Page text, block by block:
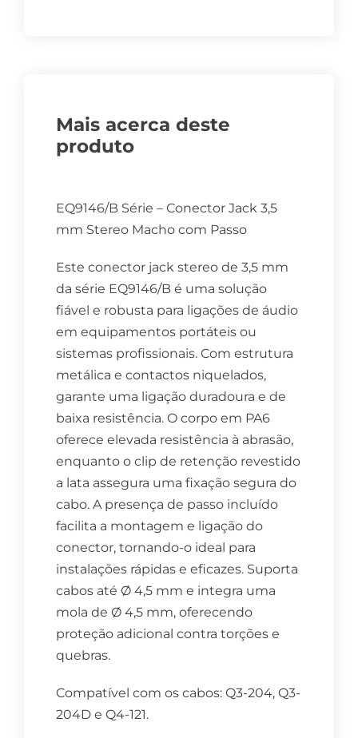
Mais acerca deste
produto
EQ9146/B Série – Conector Jack 3,5
mm Stereo Macho com Passo
Este conector jack stereo de 3,5 mm
da série EQ9146/B é uma solução
fiável e robusta para ligações de áudio
em equipamentos portáteis ou
sistemas profissionais. Com estrutura
metálica e contactos niquelados,
garante uma ligação duradoura e de
baixa resistência. O corpo em PA6
oferece elevada resistência à abrasão,
enquanto o clip de retenção revestido
a lata assegura uma fixação segura do
cabo. A presença de passo incluído
facilita a montagem e ligação do
conector, tornando-o ideal para
instalações rápidas e eficazes. Suporta
cabos até Ø 4,5 mm e integra uma
mola de Ø 4,5 mm, oferecendo
proteção adicional contra torções e
quebras.
Compatível com os cabos: Q3-204, Q3-
204D e Q4-121.